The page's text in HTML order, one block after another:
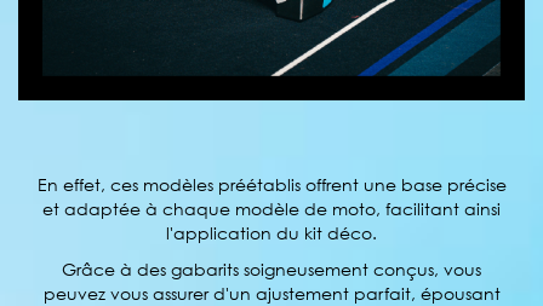
En effet, ces modèles préétablis offrent une base précise
et adaptée à chaque modèle de moto, facilitant ainsi
l'application du kit déco.
Grâce à des gabarits soigneusement conçus, vous
peuvez vous assurer d'un ajustement parfait, épousant